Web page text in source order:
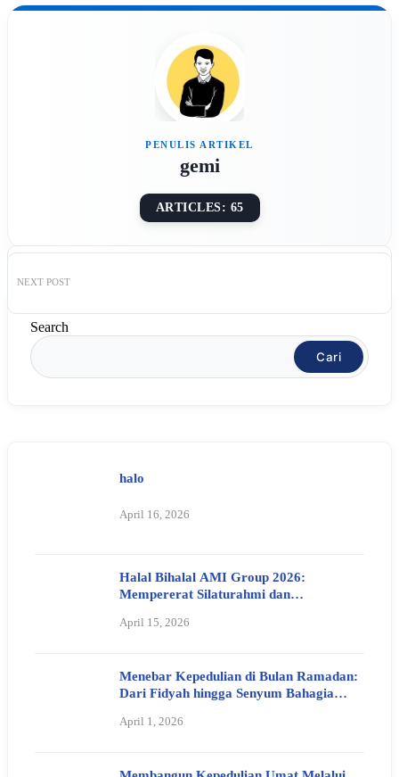
gemi
ARTICLES: 65
NEXT POST
Search
Cari
halo
April 16, 2026
Halal Bihalal AMI Group 2026:
Mempererat Silaturahmi dan
April 15, 2026
Menebar Kepedulian di Bulan Ramadan:
Dari Fidyah hingga Senyum Bahagia
April 1, 2026